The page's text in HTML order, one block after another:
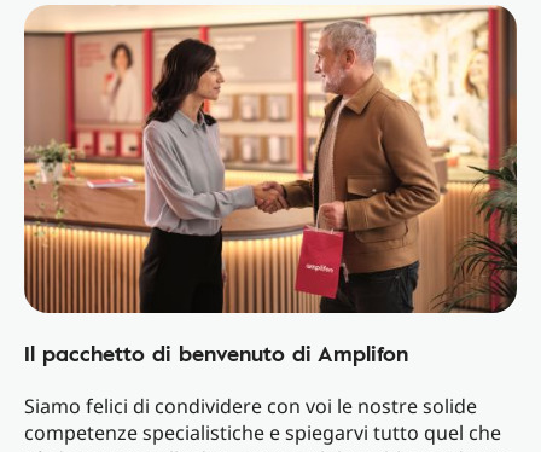
Il pacchetto di benvenuto di Amplifon
Siamo felici di condividere con voi le nostre solide
competenze specialistiche e spiegarvi tutto quel che